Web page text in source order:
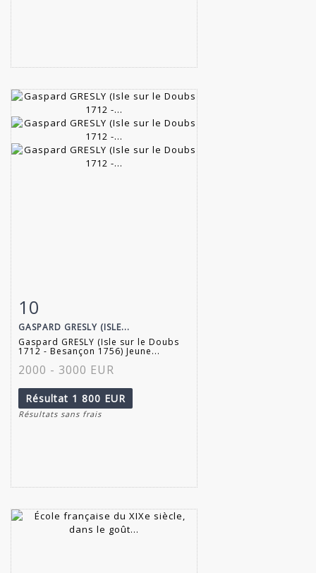
Fiche détaillée
10
GASPARD GRESLY (ISLE...
Gaspard GRESLY (Isle sur le Doubs
1712 - Besançon 1756) Jeune...
2000 - 3000 EUR
Résultat 1 800 EUR
Résultats sans frais